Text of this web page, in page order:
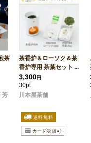
茶
芳
茶香炉＆ローソク＆茶
香炉専用 茶葉セット ...
3,300円
30pt
川本屋茶舗